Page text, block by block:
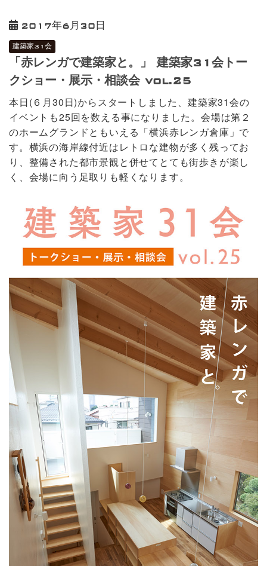
2017年6月30日
建築家31会
「赤レンガで建築家と。」 建築家31会トー
クショー・展示・相談会 vol.25
本日(６月30日)からスタートしました、建築家31会の
イベントも25回を数える事になりました。会場は第２
のホームグランドともいえる「横浜赤レンガ倉庫」で
す。横浜の海岸線付近はレトロな建物が多く残ってお
り、整備された都市景観と併せてとても街歩きが楽し
く、会場に向う足取りも軽くなります。